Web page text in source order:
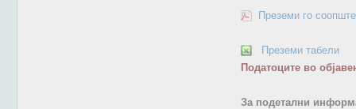
Преземи го
Преземи табели
Податоците во
За подетални